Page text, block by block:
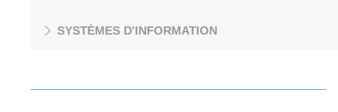
SYSTÈMES D'INFORMATION